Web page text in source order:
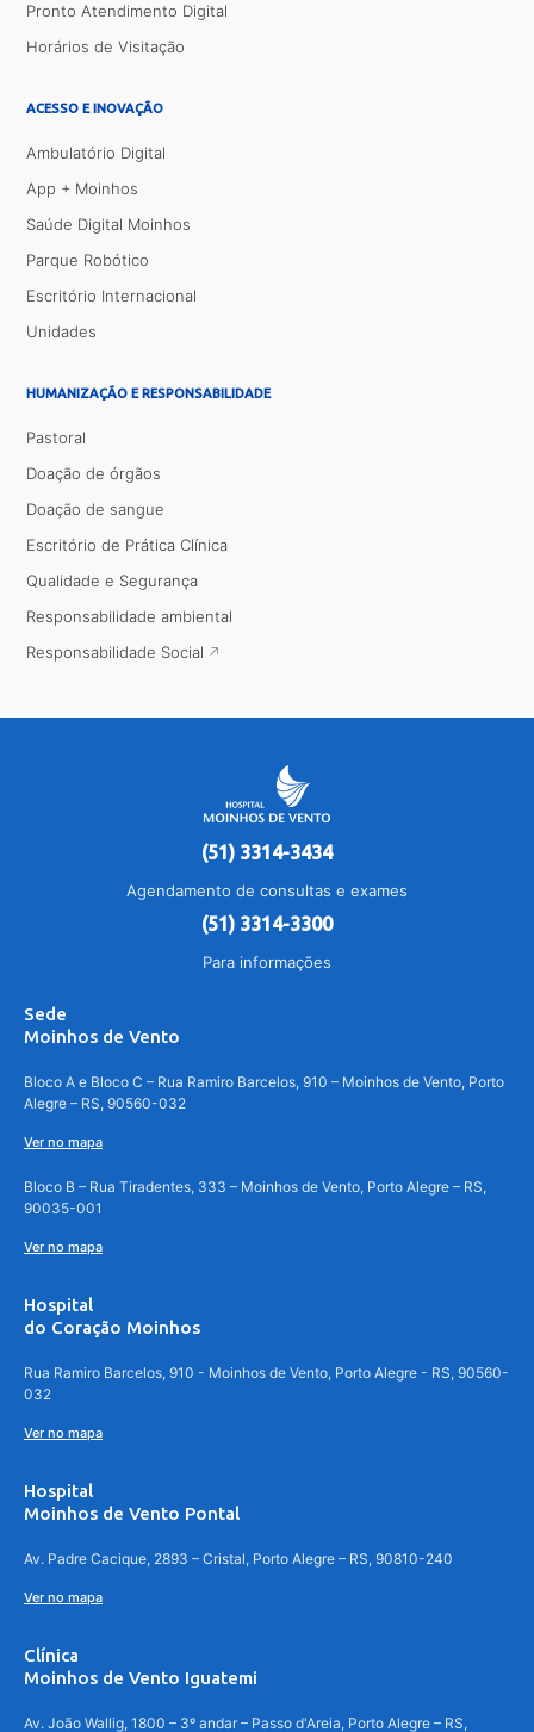
Pronto Atendimento Digital
Horários de Visitação
ACESSO E INOVAÇÃO
Ambulatório Digital
App + Moinhos
Saúde Digital Moinhos
Parque Robótico
Escritório Internacional
Unidades
HUMANIZAÇÃO E RESPONSABILIDADE
Pastoral
Doação de órgãos
Doação de sangue
Escritório de Prática Clínica
Qualidade e Segurança
Responsabilidade ambiental
Responsabilidade Social
(51) 3314-3434
Agendamento de consultas e exames
(51) 3314-3300
Para informações
Sede
Moinhos de Vento
Bloco A e Bloco C – Rua Ramiro Barcelos, 910 – Moinhos de Vento, Porto
Alegre – RS, 90560-032
Ver no mapa
Bloco B – Rua Tiradentes, 333 – Moinhos de Vento, Porto Alegre – RS,
90035-001
Ver no mapa
Hospital
do Coração Moinhos
Rua Ramiro Barcelos, 910 - Moinhos de Vento, Porto Alegre - RS, 90560-
032
Ver no mapa
Hospital
Moinhos de Vento Pontal
Av. Padre Cacique, 2893 – Cristal, Porto Alegre – RS, 90810-240
Ver no mapa
Clínica
Moinhos de Vento Iguatemi
Av. João Wallig, 1800 – 3º andar – Passo d'Areia, Porto Alegre – RS,